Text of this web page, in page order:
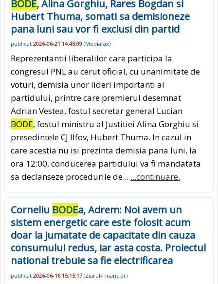
BODE, Alina Gorghiu, Rares Bogdan si
Hubert Thuma, somati sa demisioneze
pana luni sau vor fi exclusi din partid
publicat 2026-06-21 14:45:09 (Mediafax)
Reprezentantii liberalilor care participa la
congresul PNL au cerut oficial, cu unanimitate de
voturi, demisia unor lideri importanti ai
partidului, printre care premierul desemnat
Adrian Vestea, fostul secretar general Lucian
BODE, fostul ministru al Justitiei Alina Gorghiu si
presedintele CJ Ilfov, Hubert Thuma. In cazul in
care acestia nu isi prezinta demisia pana luni, la
ora 12:00, conducerea partidului va fi mandatata
sa declanseze procedurile de... ...continuare.
Corneliu BODEa, Adrem: Noi avem un
sistem energetic care este folosit acum
doar la jumatate de capacitate din cauza
consumului redus, iar asta costa. Proiectul
national trebuie sa fie electrificarea
publicat 2026-06-16 15:15:17(Ziarul-Financiar)